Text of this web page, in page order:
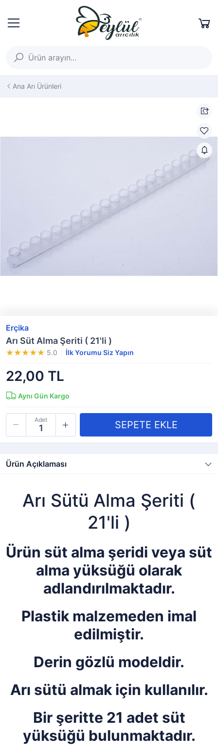
Ana Arı Ürünleri
Erçika
Arı Süt Alma Şeriti ( 21'li )
5.0 İlk Yorumu Siz Yapın
22,00 TL
Aynı Gün Kargo
Adet
Ürün Açıklaması
Arı Sütü Alma Şeriti (
21'li )
Ürün süt alma şeridi veya süt
alma yüksüğü olarak
adlandırılmaktadır.
Plastik malzemeden imal
edilmiştir.
Derin gözlü modeldir.
Arı sütü almak için kullanılır.
Bir şeritte 21 adet süt
yüksüğü bulunmaktadır.